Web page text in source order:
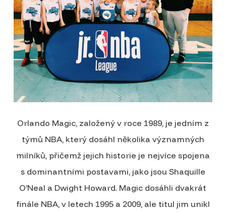
Orlando Magic, založený v roce 1989, je jedním z
týmů NBA, který dosáhl několika významných
milníků, přičemž jejich historie je nejvíce spojena
s dominantními postavami, jako jsou Shaquille
O’Neal a Dwight Howard. Magic dosáhli dvakrát
finále NBA, v letech 1995 a 2009, ale titul jim unikl